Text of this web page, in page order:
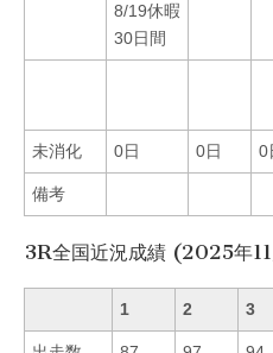
8/19休暇
30日間
未消化 0日 0日 0
備考
3R全国近況成績 (2025年
1 2 3